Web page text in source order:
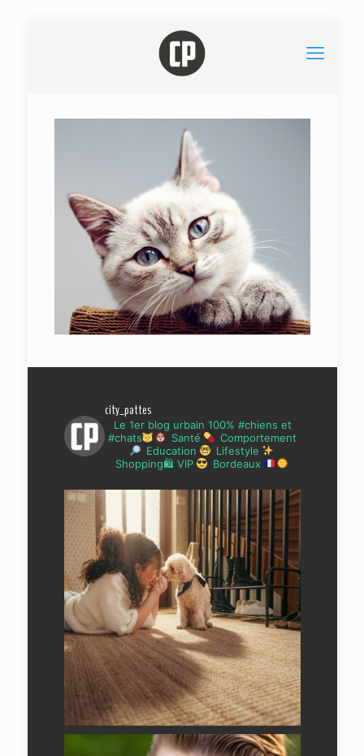
city_pattes
Le 1er blog urbain 100% #chiens et
#chats
Santé
Comportement
Education
Lifestyle
Shopping🛍 VIP
Bordeaux